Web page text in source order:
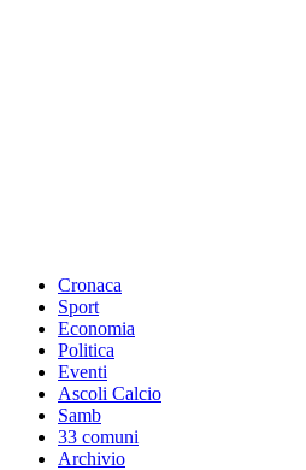
Cronaca
Sport
Economia
Politica
Eventi
Ascoli Calcio
Samb
33 comuni
Archivio